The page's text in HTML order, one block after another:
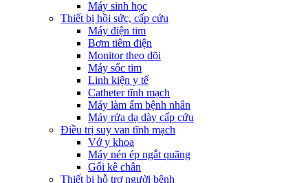
Máy sinh học
Thiết bị hồi sức, cấp cứu
Máy điện tim
Bơm tiêm điện
Monitor theo dõi
Máy sốc tim
Linh kiện y tế
Catheter tĩnh mạch
Máy làm ấm bệnh nhân
Máy rửa dạ dày cấp cứu
Điều trị suy van tĩnh mạch
Vớ y khoa
Máy nén ép ngắt quãng
Gối kê chân
Thiết bị hỗ trợ người bệnh